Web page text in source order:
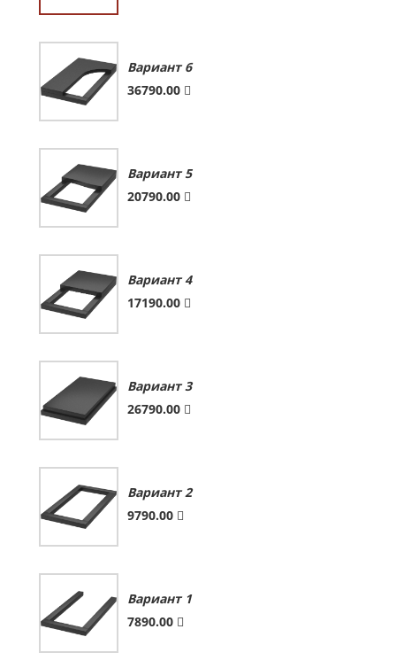
Вариант 6
36790.00
Вариант 5
20790.00
Вариант 4
17190.00
Вариант 3
26790.00
Вариант 2
9790.00
Вариант 1
7890.00